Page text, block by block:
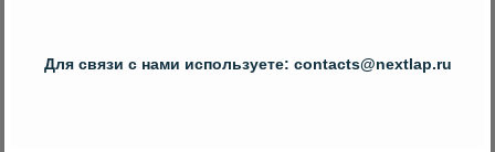
Для связи с нами используете: contacts@nextlap.ru